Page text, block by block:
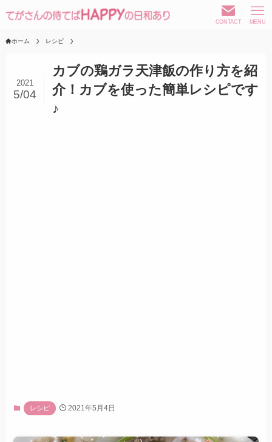
CONTACT MENU
ホーム レシピ
カブの鶏ガラ天津飯の作り方を紹
介！カブを使った簡単レシピです
♪
2021
5/04
レシピ 2021年5月4日